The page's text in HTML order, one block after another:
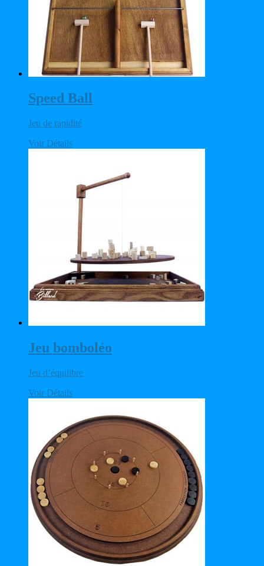
Speed Ball
Jeu de rapidité
Voir Détails
Jeu bomboléo
Jeu d’équilibre
Voir Détails